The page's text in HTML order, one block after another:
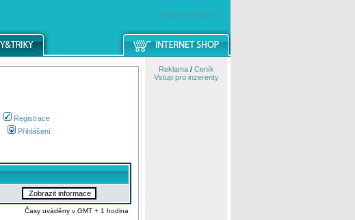
windowsmobile.cz
Registrace
Přihlášení
Časy uváděny v GMT + 1 hodina
Reklama/ Ceník
Vstup pro inzerenty